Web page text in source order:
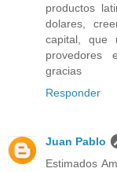
productos
dolares,
capital, que
provedores
gracias
Responder
Juan Pablo
Estimados